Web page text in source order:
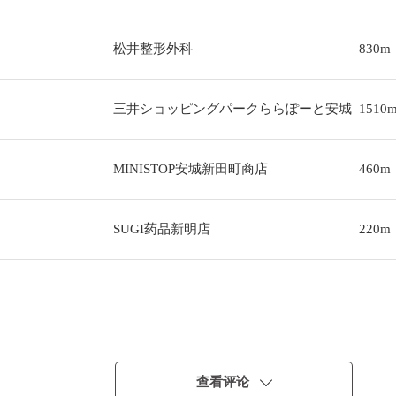
松井整形外科 830m
三井ショッピングパークららぽーと安城
MINISTOP安城新田町商店 460m
SUGI药品新明店 220m
查看评论